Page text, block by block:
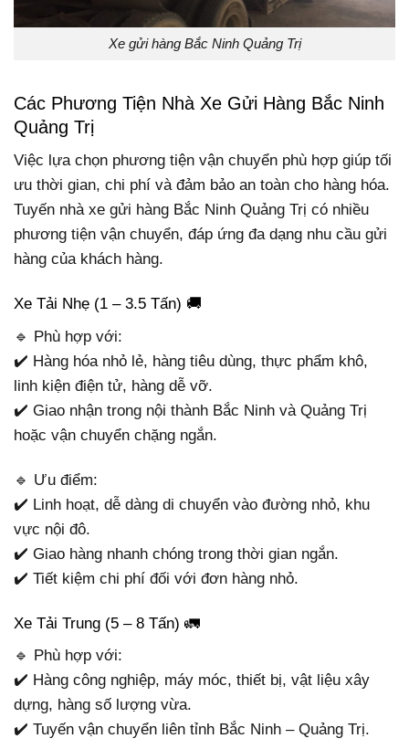
Xe gửi hàng Bắc Ninh Quảng Trị
Các Phương Tiện Nhà Xe Gửi Hàng Bắc Ninh
Quảng Trị
Việc lựa chọn phương tiện vận chuyển phù hợp giúp tối
ưu thời gian, chi phí và đảm bảo an toàn cho hàng hóa.
Tuyến nhà xe gửi hàng Bắc Ninh Quảng Trị có nhiều
phương tiện vận chuyển, đáp ứng đa dạng nhu cầu gửi
hàng của khách hàng.
Xe Tải Nhẹ (1 – 3.5 Tấn) 🚚
🔹 Phù hợp với:
✔️ Hàng hóa nhỏ lẻ, hàng tiêu dùng, thực phẩm khô,
linh kiện điện tử, hàng dễ vỡ.
✔️ Giao nhận trong nội thành Bắc Ninh và Quảng Trị
hoặc vận chuyển chặng ngắn.
🔹 Ưu điểm:
✔️ Linh hoạt, dễ dàng di chuyển vào đường nhỏ, khu
vực nội đô.
✔️ Giao hàng nhanh chóng trong thời gian ngắn.
✔️ Tiết kiệm chi phí đối với đơn hàng nhỏ.
Xe Tải Trung (5 – 8 Tấn) 🚛
🔹 Phù hợp với:
✔️ Hàng công nghiệp, máy móc, thiết bị, vật liệu xây
dựng, hàng số lượng vừa.
✔️ Tuyến vận chuyển liên tỉnh Bắc Ninh – Quảng Trị.